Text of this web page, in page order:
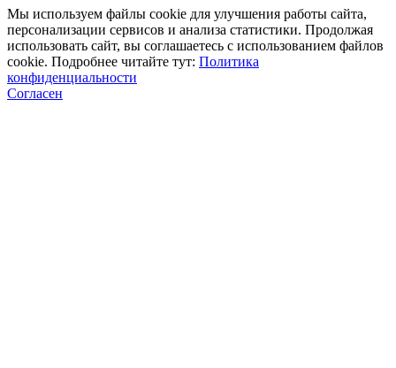
Мы используем файлы cookie для улучшения работы сайта,
персонализации сервисов и анализа статистики. Продолжая
использовать сайт, вы соглашаетесь с использованием файлов
cookie. Подробнее читайте тут: Политика
конфиденциальности
Согласен